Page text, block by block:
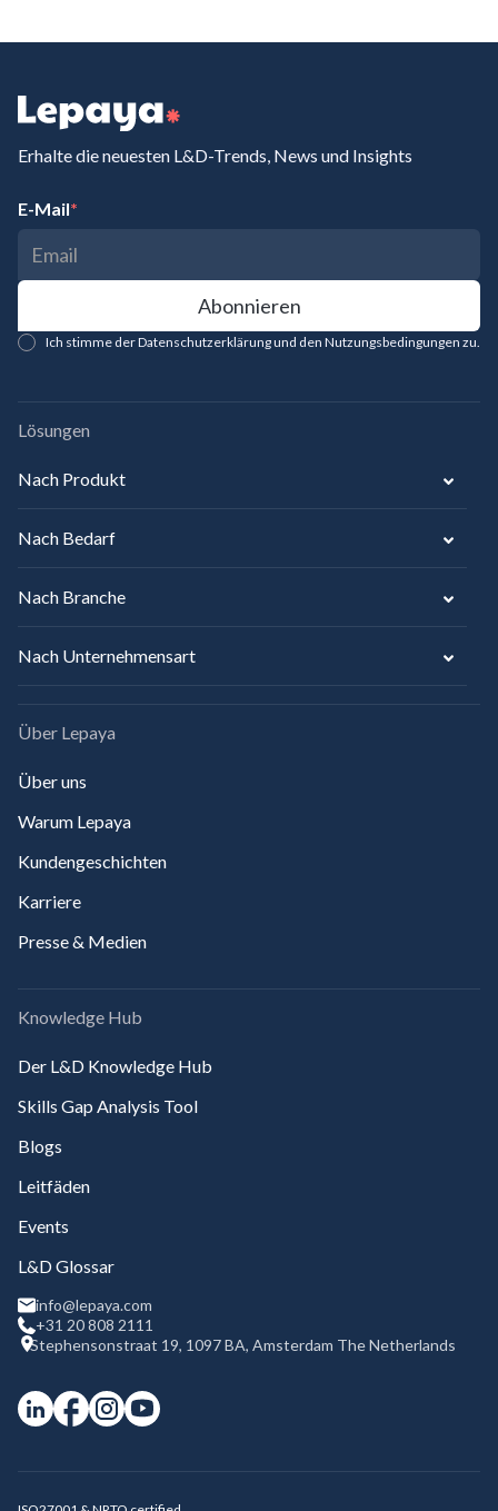
Erhalte die neuesten L&D-Trends, News und Insights
E-Mail*
Ich stimme der Datenschutzerklärung und den Nutzungsbedingungen zu.
Lösungen
Nach Produkt
Nach Bedarf
Nach Branche
Nach Unternehmensart
Über Lepaya
Über uns
Warum Lepaya
Kundengeschichten
Karriere
Presse & Medien
Knowledge Hub
Der L&D Knowledge Hub
Skills Gap Analysis Tool
Blogs
Leitfäden
Events
L&D Glossar
info@lepaya.com
+31 20 808 2111
Stephensonstraat 19, 1097 BA, Amsterdam The Netherlands